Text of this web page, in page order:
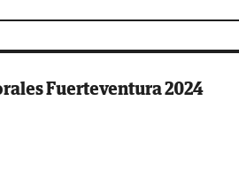
Fuerteventura 2024